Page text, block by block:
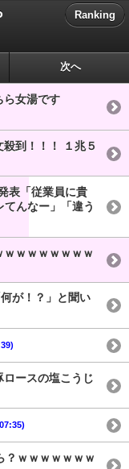
Ranking
次へ
ら女湯です
殺到！！！ １兆５
表「従業員に貴
んなー」「違う
ｗｗｗｗｗｗｗｗ
が！？」と聞い
ースの塩こうじ
？ｗｗｗｗｗｗｗ